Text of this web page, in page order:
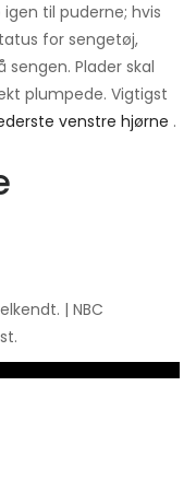
til puderne; hvis
for sengetøj,
Plader skal
plumpede. Vigtigst
venstre hjørne .
| NBC